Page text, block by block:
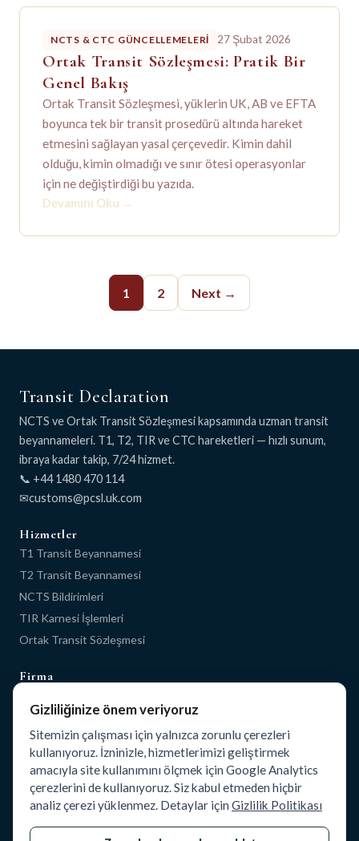
NCTS & CTC GÜNCELLEMELERI 27 Şubat 2026
Ortak Transit Sözleşmesi: Pratik Bir
Genel Bakış
Ortak Transit Sözleşmesi, yüklerin UK, AB ve EFTA
boyunca tek bir transit prosedürü altında hareket
etmesini sağlayan yasal çerçevedir. Kimin dahil
olduğu, kimin olmadığı ve sınır ötesi operasyonlar
için ne değiştirdiği bu yazıda.
Devamını Oku →
1 2 Next →
Transit Declaration
NCTS ve Ortak Transit Sözleşmesi kapsamında uzman transit
beyannameleri. T1, T2, TIR ve CTC hareketleri — hızlı sunum,
ibraya kadar takip, 7/24 hizmet.
📞 +44 1480 470 114
✉
Hizmetler
T1 Transit Beyannamesi
T2 Transit Beyannamesi
NCTS Bildirimleri
TIR Karnesi İşlemleri
Ortak Transit Sözleşmesi
Firma
Hakkımızda
Blog
İletişim
Yasal
Gizlilik Politikası
Gizliliğinize önem veriyoruz
Sitemizin çalışması için yalnızca zorunlu çerezleri
kullanıyoruz. İzninizle, hizmetlerimizi geliştirmek
amacıyla site kullanımını ölçmek için Google Analytics
çerezlerini de kullanıyoruz. Siz kabul etmeden hiçbir
analiz çerezi yüklenmez. Detaylar için Gizlilik Politikası